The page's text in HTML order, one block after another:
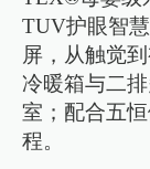
TUV护眼智
屏，从触觉
冷暖箱与二
室；配合五
程。